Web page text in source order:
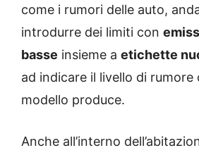
come i rumori delle auto,
introdurre dei limiti con
basse insieme a etichette
ad indicare il livello di rumore
modello produce.
Anche all’interno